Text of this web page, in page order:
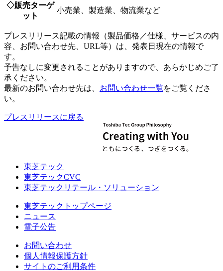
◇販売ターゲ
ット
小売業、製造業、物流業など
プレスリリース記載の情報（製品価格／仕様、サービスの内
容、お問い合わせ先、URL等）は、発表日現在の情報で
す。
予告なしに変更されることがありますので、あらかじめご了
承ください。
最新のお問い合わせ先は、 お問い合わせ一覧をご覧くださ
い。
プレスリリースに戻る
東芝テック
東芝テックCVC
東芝テックリテール・ソリューション
東芝テックトップページ
ニュース
電子公告
お問い合わせ
個人情報保護方針
サイトのご利用条件